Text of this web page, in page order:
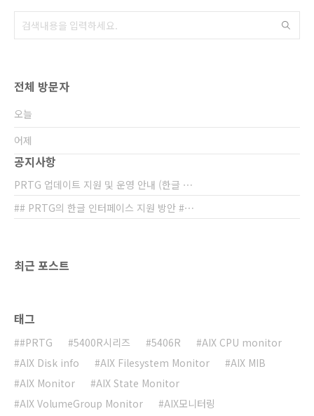
포트 / 월 단위 운영 리포트가 충분하지 않은 ..
전체 방문자
오늘
어제
공지사항
PRTG 업데이트 지원 및 운영 안내 (한글 ⋯
## PRTG의 한글 인터페이스 지원 방안 #⋯
최근 포스트
태그
#PRTG 5400R시리즈 5406R
AIX CPU monitor
AIX Disk info
AIX Filesystem Monitor
AIX MIB
AIX Monitor
AIX State Monitor
AIX VolumeGroup Monitor
AIX모니터링